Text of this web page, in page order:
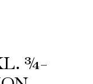
¾-